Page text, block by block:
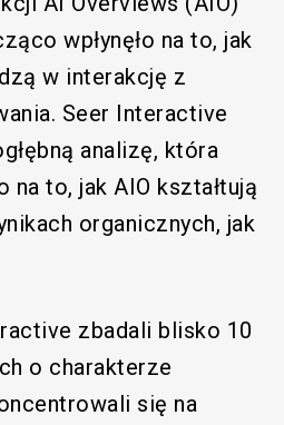
wpłynęło na to, jak
w interakcję z
Seer Interactive
analizę, która
na to, jak AIO kształtują
organicznych, jak
zbadali blisko 10
o charakterze
się na